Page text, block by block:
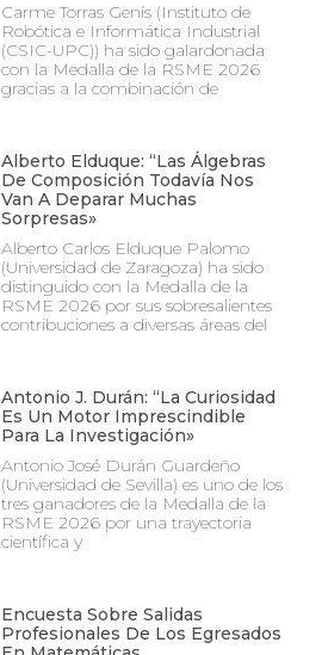
Carme Torras Genís (Instituto de
Robótica e Informática Industrial
(CSIC-UPC)) ha sido galardonada
con la Medalla de la RSME 2026
gracias a la combinación de
Alberto Elduque: “Las Álgebras
De Composición Todavía Nos
Van A Deparar Muchas
Sorpresas»
Alberto Carlos Elduque Palomo
(Universidad de Zaragoza) ha sido
distinguido con la Medalla de la
RSME 2026 por sus sobresalientes
contribuciones a diversas áreas del
Antonio J. Durán: “La Curiosidad
Es Un Motor Imprescindible
Para La Investigación»
Antonio José Durán Guardeño
(Universidad de Sevilla) es uno de los
tres ganadores de la Medalla de la
RSME 2026 por una trayectoria
científica y
Encuesta Sobre Salidas
Profesionales De Los Egresados